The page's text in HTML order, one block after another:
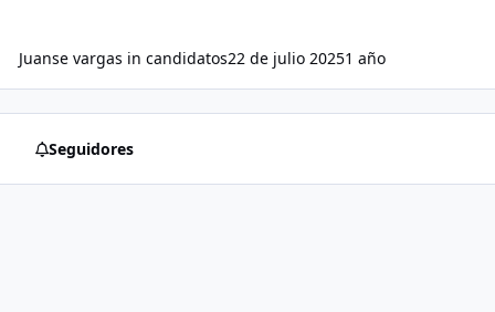
Juanse vargas in candidatos22 de julio 20251 año
Seguidores